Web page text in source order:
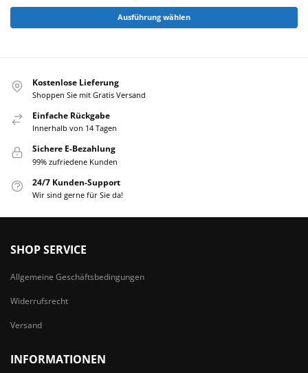
Ausführung wählen
Kostenlose Lieferung
Shoppen Sie mit Gratis Versand
Einfache Rückgabe
Innerhalb von 14 Tagen
Sichere E-Bezahlung
99% zufriedene Kunden
24/7 Kunden-Support
Wir sind gerne für Sie da!
SHOP SERVICE
Allgemeine Geschäftsbedingungen
Widerrufsrecht
Versand
INFORMATIONEN